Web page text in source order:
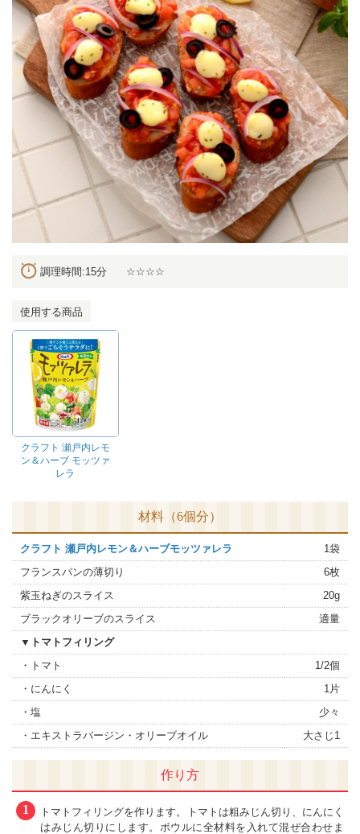
調理時間:15分 ☆☆☆☆
使用する商品
クラフト 瀬戸内レモ
ン＆ハーブ モッツァ
レラ
材料（6個分）
クラフト 瀬戸内レモン＆ハーブモッツァレラ
1袋
フランスパンの薄切り
6枚
紫玉ねぎのスライス
20g
ブラックオリーブのスライス
適量
▼トマトフィリング
・トマト
1/2個
・にんにく
1片
・塩
少々
・エキストラバージン・オリーブオイル
大さじ1
作り方
1
トマトフィリングを作ります。トマトは粗みじん切り、にんにく
はみじん切りにします。ボウルに全材料を入れて混ぜ合わせま